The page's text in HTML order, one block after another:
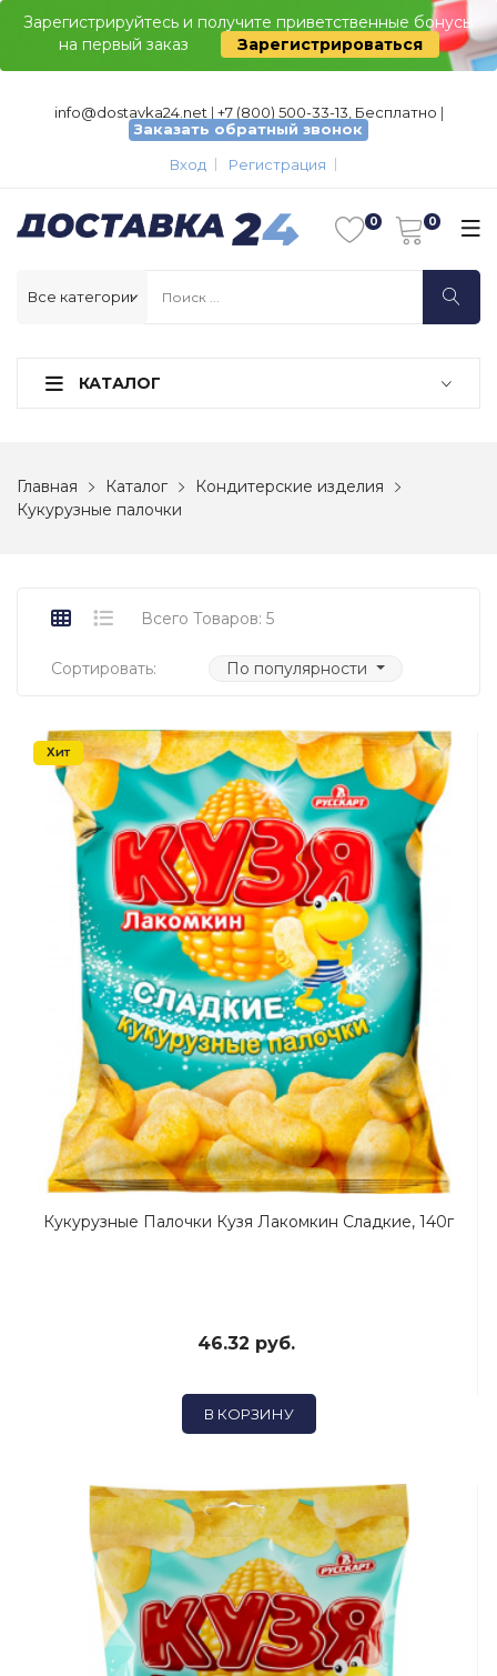
Зарегистрируйтесь и получите приветственные бонусы
на первый заказ
Зарегистрироваться
info@dostavka24.net | +7 (800) 500-33-13, Бесплатно |
Заказать обратный звонок
Вход
Регистрация
КАТАЛОГ
Главная Каталог
Кондитерские изделия
Кукурузные палочки
Всего Товаров: 5
Сортировать: По популярности
Хит
Кукурузные Палочки Кузя Лакомкин Сладкие, 140г
46.32 руб.
В КОРЗИНУ